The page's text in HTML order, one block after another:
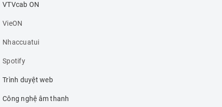
VTVcab ON
VieON
Nhaccuatui
Spotify
Trình duyệt web
Công nghệ âm thanh